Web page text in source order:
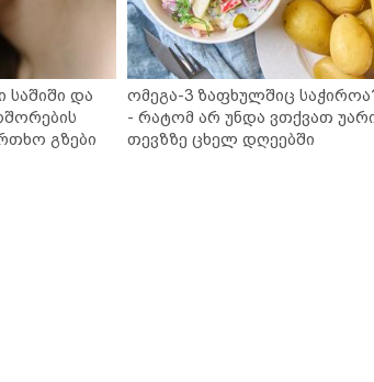
და
გზები
ომეგა-3 ზაფხულშიც
- რატომ არ უნდა ვთქვათ
თევზზე ცხელ დღეებში